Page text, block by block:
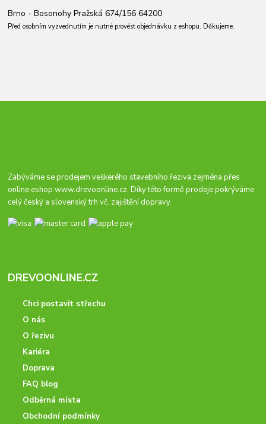
Brno - Bosonohy Pražská 674/156 64200
Před osobním vyzvednutím je nutné provést objednávku z eshopu. Děkujeme.
Zabýváme se prodejem veškerého stavebního řeziva zejména přes
online eshopwww.drevoonline.cz. Díky této formě prodeje pokrýváme
celý český a slovenský trh vč. zajištění dopravy.
DREVOONLINE.CZ
Chci postavit střechu
O nás
O řezivu
Kariéra
Doprava
FAQ blog
Odběrná místa
Obchodní podmínky